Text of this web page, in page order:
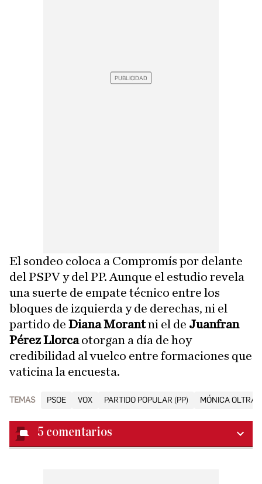
El sondeo coloca a Compromís por delante
del PSPV y del PP. Aunque el estudio revela
una suerte de empate técnico entre los
bloques de izquierda y de derechas, ni el
partido de Diana Morantni el de Juanfran
Pérez Llorcaotorgan a día de hoy
credibilidad al vuelco entre formaciones que
vaticina la encuesta.
TEMAS PSOE VOX PARTIDO POPULAR (PP) MÓNICA OLTRA
5 comentarios